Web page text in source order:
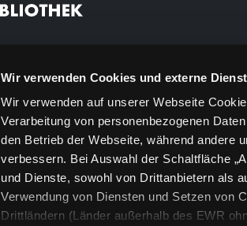
Wir verwenden Cookies und externe
Wir verwenden auf unserer Webseite
Verarbeitung von personenbezogenen
den Betrieb der Webseite, während andere
verbessern. Bei Auswahl der Schaltfläche
und Dienste, sowohl von Drittanbietern als
Verwendung von Diensten und Setzen von
Drittländern (Länder außerhalb des EWR
Feedback
Kontakt
Über uns
Jobs
Medienwunsch
FAQs